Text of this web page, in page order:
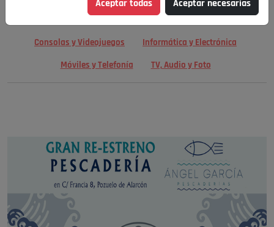
Consolas y Videojuegos Informática y Electrónica
Móviles y Telefonía TV, Audio y Foto
Aceptar todas Aceptar necesarias